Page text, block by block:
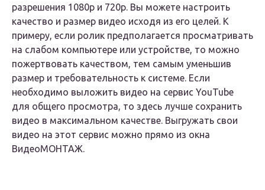
разрешения 1080p и 720p. Вы можете настроить
качество и размер видео исходя из его целей. К
примеру, если ролик предполагается просматривать
на слабом компьютере или устройстве, то можно
пожертвовать качеством, тем самым уменьшив
размер и требовательность к системе. Если
необходимо выложить видео на сервис YouTube
для общего просмотра, то здесь лучше сохранить
видео в максимальном качестве. Выгружать свои
видео на этот сервис можно прямо из окна
ВидеоМОНТАЖ.